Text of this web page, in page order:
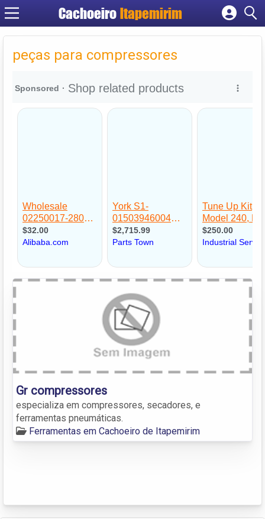
Cachoeiro Itapemirim
Cadastrar empresa
Criar conta
peças para compressores
Gr compressores
especializa em compressores, secadores, e
ferramentas pneumáticas.
Ferramentas em Cachoeiro de Itapemirim